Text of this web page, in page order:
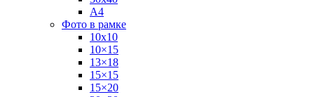
А4
Фото в рамке
10х10
10×15
13×18
15×15
15×20